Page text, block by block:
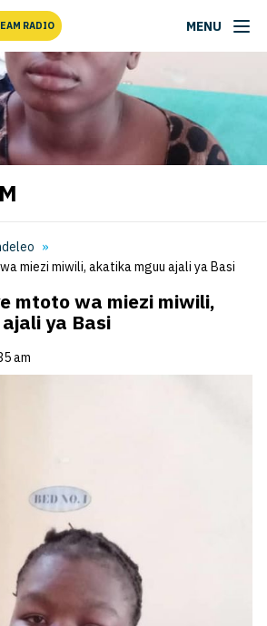
RADIO MENU
miezi miwili, akatika mguu ajali ya Basi
mtoto wa miezi miwili,
ya Basi
am